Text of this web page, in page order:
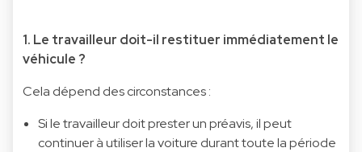
1. Le travailleur doit-il restituer immédiatement le
véhicule ?
Cela dépend des circonstances :
Si le travailleur doit prester un préavis, il peut
continuer à utiliser la voiture durant toute la période